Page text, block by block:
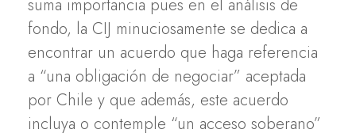
suma importancia pues en el análisis de
fondo, la CIJ minuciosamente se dedica a
encontrar un acuerdo que haga referencia
a “una obligación de negociar” aceptada
por Chile y que además, este acuerdo
incluya o contemple “un acceso soberano”